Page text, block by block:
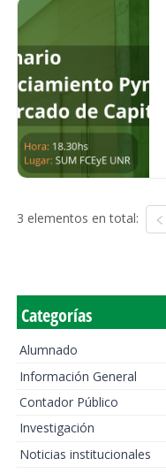
3 elementos en total:
Categorías
Alumnado
Información General
Contador Público
Investigación
Noticias institucionales